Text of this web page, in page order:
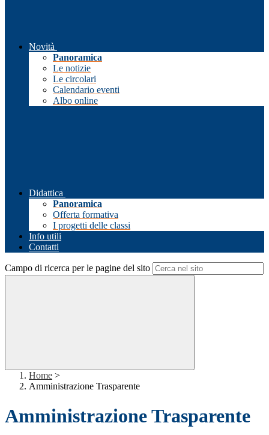
Novità
Panoramica
Le notizie
Le circolari
Calendario eventi
Albo online
Didattica
Panoramica
Offerta formativa
I progetti delle classi
Info utili
Contatti
Campo di ricerca per le pagine del sito
Home >
Amministrazione Trasparente
Amministrazione Trasparente